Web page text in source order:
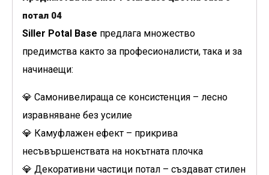
потал 04
Siller Potal Base предлага множество
предимства както за професионалисти, така и за
начинаещи:
💎 Самонивелираща се консистенция – лесно
изравняване без усилие
💎 Камуфлажен ефект – прикрива
несъвършенствата на нокътната плочка
💎 Декоративни частици потал – създават стилен